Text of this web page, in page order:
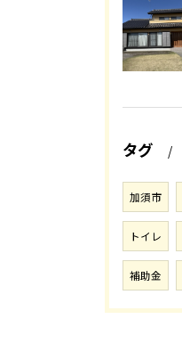
タグ
加須市
トイレ
補助金